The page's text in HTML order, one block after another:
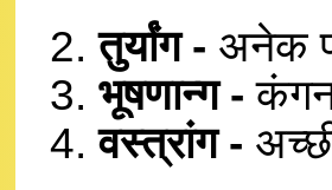
तुर्यांग - अनेक
भूषणान्ग -
वस्त्रांग -